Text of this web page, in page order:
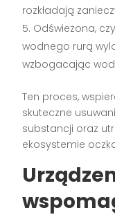
rozkładają
Odświeżona,
wodnego rurą
wzbogacając
Ten proces,
skuteczne
substancji oraz
ekosystemie